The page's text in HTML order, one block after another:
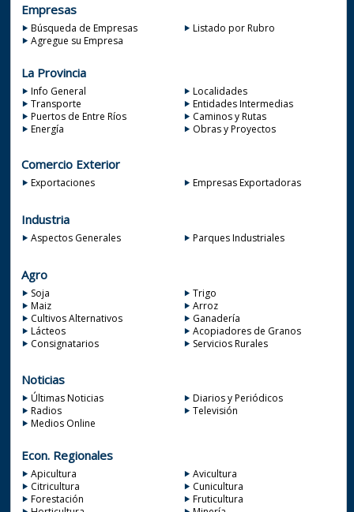
Empresas
Búsqueda de Empresas
Listado por Rubro
Agregue su Empresa
La Provincia
Info General
Localidades
Transporte
Entidades Intermedias
Puertos de Entre Ríos
Caminos y Rutas
Energía
Obras y Proyectos
Comercio Exterior
Exportaciones Empresas Exportadoras
Industria
Aspectos Generales Parques Industriales
Agro
Soja
Trigo
Maiz
Arroz
Cultivos Alternativos
Ganadería
Lácteos
Acopiadores de Granos
Consignatarios
Servicios Rurales
Noticias
Últimas Noticias
Diarios y Periódicos
Radios
Televisión
Medios Online
Econ. Regionales
Apicultura
Avicultura
Citricultura
Cunicultura
Forestación
Fruticultura